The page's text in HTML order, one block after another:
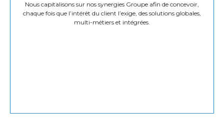
Nous capitalisons sur nos synergies Groupe afin de concevoir,
chaque fois que l’intérêt du client l’exige, des solutions globales,
multi-métiers et intégrées.